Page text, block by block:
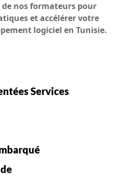
de nos formateurs pour
et accélérer votre
logiciel en Tunisie.
Services